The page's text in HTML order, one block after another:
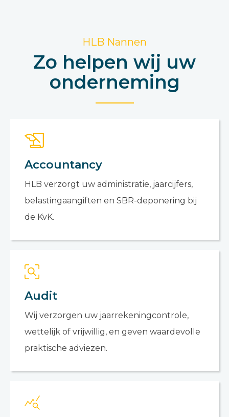
HLB Nannen
Zo helpen wij uw
onderneming
Accountancy
HLB verzorgt uw administratie, jaarcijfers,
belastingaangiften en SBR-deponering bij
de KvK.
Audit
Wij verzorgen uw jaarrekeningcontrole,
wettelijk of vrijwillig, en geven waardevolle
praktische adviezen.